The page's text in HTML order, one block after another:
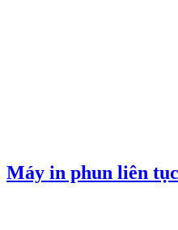
Máy in phun liên